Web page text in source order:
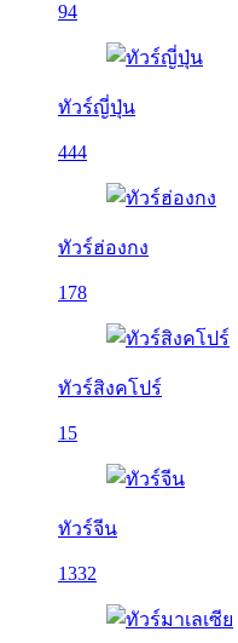
94
ทัวร์ญี่ปุ่น
444
ทัวร์ฮ่องกง
178
ทัวร์สิงคโปร์
15
ทัวร์จีน
1332